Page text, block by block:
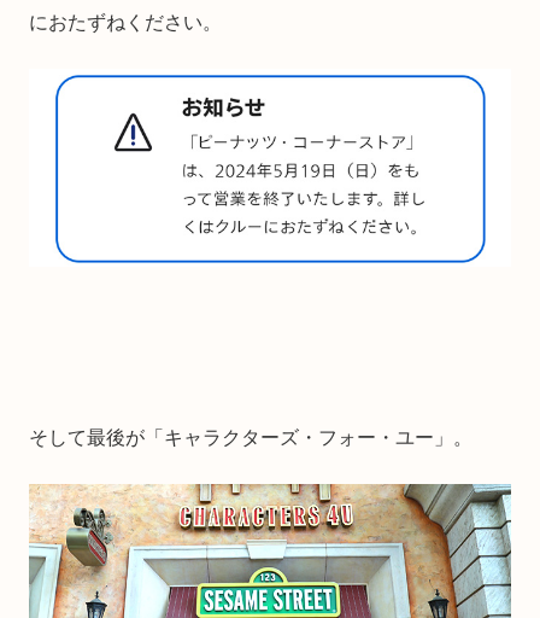
におたずねください。
そして最後が「キャラクターズ・フォー・ユー」。